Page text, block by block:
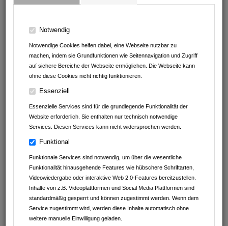
Notwendig
Notwendige Cookies helfen dabei, eine Webseite nutzbar zu
machen, indem sie Grundfunktionen wie Seitennavigation und Zugriff
auf sichere Bereiche der Webseite ermöglichen. Die Webseite kann
ohne diese Cookies nicht richtig funktionieren.
Essenziell
Essenzielle Services sind für die grundlegende Funktionalität der
Website erforderlich. Sie enthalten nur technisch notwendige
Services. Diesen Services kann nicht widersprochen werden.
Funktional
Funktionale Services sind notwendig, um über die wesentliche
Funktionalität hinausgehende Features wie hübschere Schriftarten,
Videowiedergabe oder interaktive Web 2.0-Features bereitzustellen.
Inhalte von z.B. Videoplattformen und Social Media Plattformen sind
standardmäßig gesperrt und können zugestimmt werden. Wenn dem
Service zugestimmt wird, werden diese Inhalte automatisch ohne
weitere manuelle Einwilligung geladen.
Der Mosbacher Sommer hat sich seit 1986 im Kulturleben der
Eröffnet wird die Open Air Veranstaltungsreihe jeweils im Juli und
Kunstausstellungen, das Open Air-Kino und viel Musik von
Klassik über Rock bis hin zur Volksmusik: Der Sommer bietet ein
abwechslungsreiches Kulturprogramm an dem Jung und Alt ihre
Freude haben. Das Programmheft des Mosbacher Sommers ist
jedes Jahr ab Mitte Mai in der Tourist Information und in den
17.02.2026
Feiern Sie den schönsten Tag im Jahr mit leuchtenden Kinderaugen
Tierisches Geburtstagsprogramm im Leintalzoo
11.02.2026